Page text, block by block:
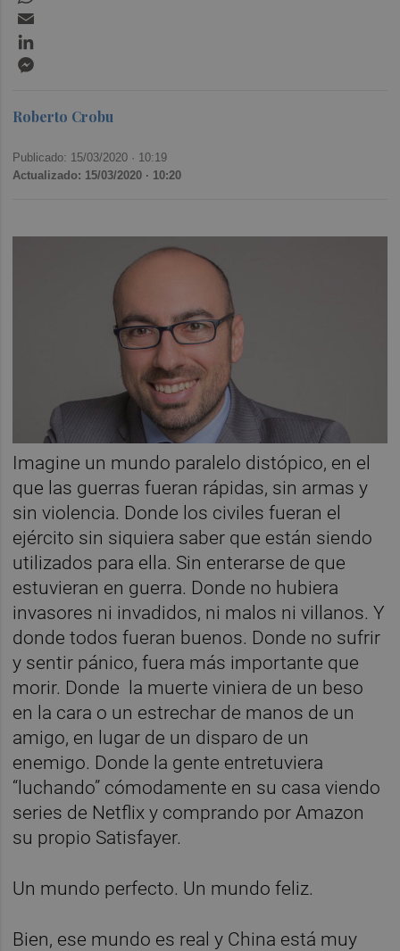
Roberto Crobu
Publicado: 15/03/2020 · 10:19
Actualizado: 15/03/2020 · 10:20
Imagine un mundo paralelo distópico, en el
que las guerras fueran rápidas, sin armas y
sin violencia. Donde los civiles fueran el
ejército sin siquiera saber que están siendo
utilizados para ella. Sin enterarse de que
estuvieran en guerra. Donde no hubiera
invasores ni invadidos, ni malos ni villanos. Y
donde todos fueran buenos. Donde no sufrir
y sentir pánico, fuera más importante que
morir. Donde la muerte viniera de un beso
en la cara o un estrechar de manos de un
amigo, en lugar de un disparo de un
enemigo. Donde la gente entretuviera
“luchando” cómodamente en su casa viendo
series de Netflix y comprando por Amazon
su propio Satisfayer.
Un mundo perfecto. Un mundo feliz.
Bien, ese mundo es real y China está muy